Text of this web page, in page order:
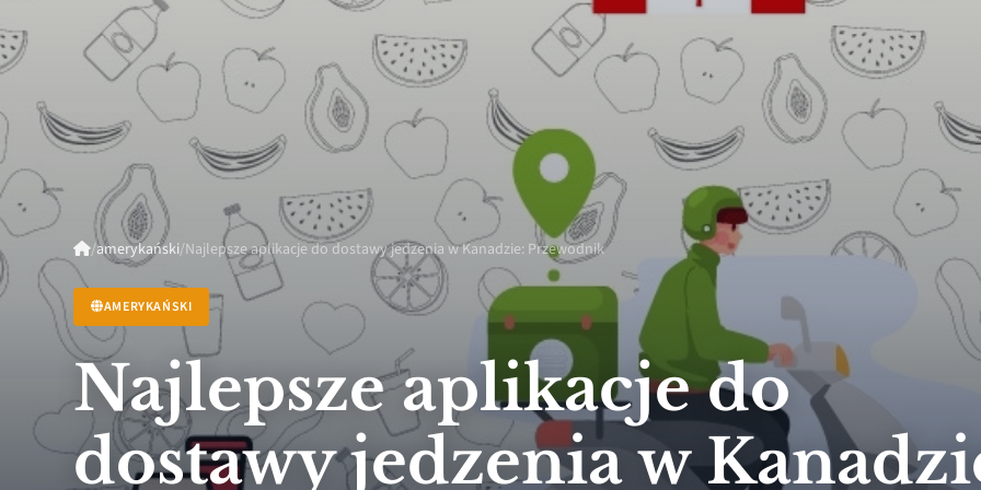
/amerykański/Najlepsze aplikacje do dostawy jedzenia w Kanadzie: Przewodnik
AMERYKAŃSKI
Najlepsze aplikacje do
dostawy jedzenia w